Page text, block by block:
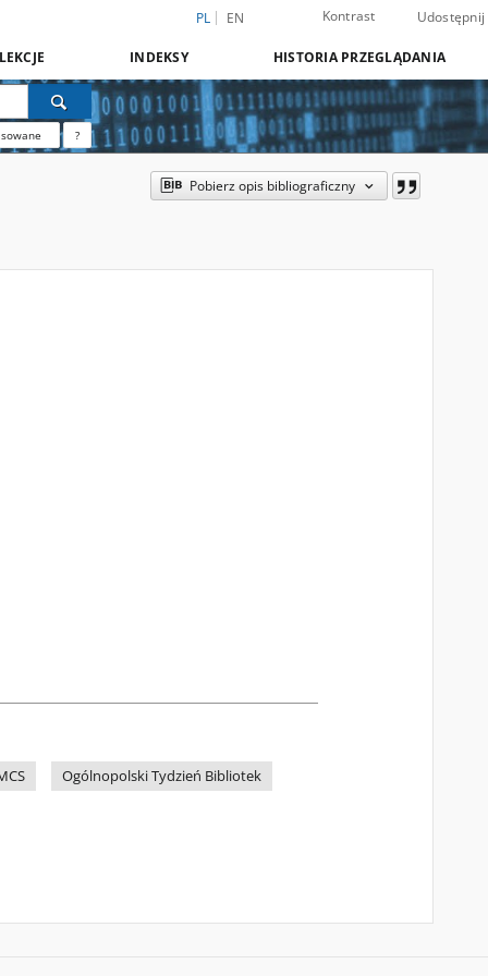
PL EN Kontrast Udostępnij
INDEKSY HISTORIA PRZEGLĄDANIA
?
Pobierz opis bibliograficzny
Ogólnopolski Tydzień Bibliotek